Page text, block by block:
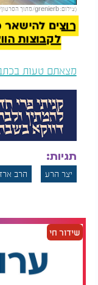
(צילום: grenierb/מתוך הסרטון/shutterstock)
רוצים
לקבוצות
מצאתם טעות
תגיות:
יצר הרע הרב
שידור חי